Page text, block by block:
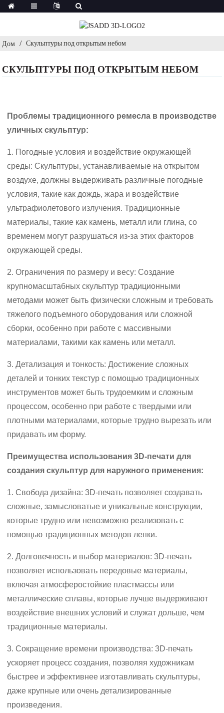
Дом Скульптуры под открытым небом
СКУЛЬПТУРЫ ПОД ОТКРЫТЫМ НЕБОМ
Проблемы традиционного ремесла в производстве
уличных скульптур:
1. Погодные условия и воздействие окружающей
среды: Скульптуры, устанавливаемые на открытом
воздухе, должны выдерживать различные погодные
условия, такие как дождь, жара и воздействие
ультрафиолетового излучения. Традиционные
материалы, такие как камень, металл или глина, со
временем могут разрушаться из-за этих факторов
окружающей среды.
2. Ограничения по размеру и весу: Создание
крупномасштабных скульптур традиционными
методами может быть физически сложным и требовать
тяжелого подъемного оборудования или сложной
сборки, особенно при работе с массивными
материалами, такими как камень или металл.
3. Детализация и тонкость: Достижение сложных
деталей и тонких текстур с помощью традиционных
инструментов может быть трудоемким и сложным
процессом, особенно при работе с твердыми или
плотными материалами, которые трудно вырезать или
придавать им форму.
Преимущества использования 3D-печати для
создания скульптур для наружного применения:
1. Свобода дизайна: 3D-печать позволяет создавать
сложные, замысловатые и уникальные конструкции,
которые трудно или невозможно реализовать с
помощью традиционных методов лепки.
2. Долговечность и выбор материалов: 3D-печать
позволяет использовать передовые материалы,
включая атмосферостойкие пластмассы или
металлические сплавы, которые лучше выдерживают
воздействие внешних условий и служат дольше, чем
традиционные материалы.
3. Сокращение времени производства: 3D-печать
ускоряет процесс создания, позволяя художникам
быстрее и эффективнее изготавливать скульптуры,
даже крупные или очень детализированные
произведения.